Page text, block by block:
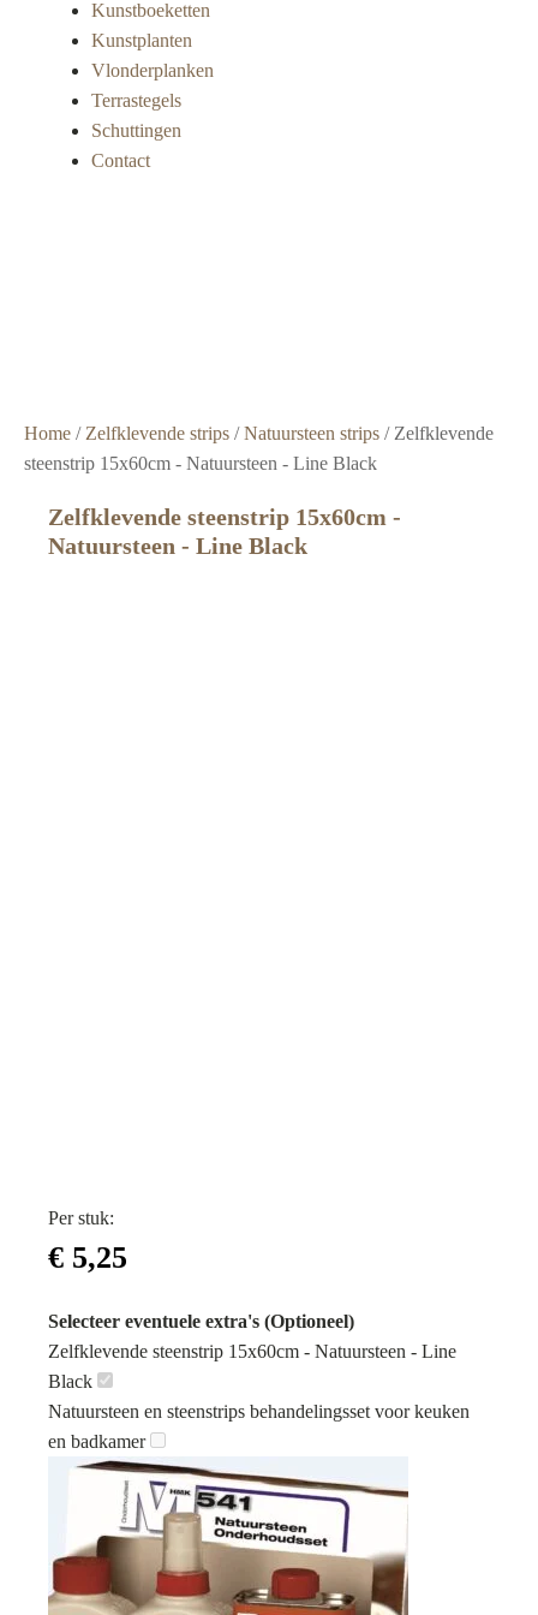
Kunstboeketten
Kunstplanten
Vlonderplanken
Terrastegels
Schuttingen
Contact
Home / Zelfklevende strips /Natuursteen strips / Zelfklevende
steenstrip 15x60cm - Natuursteen - Line Black
Zelfklevende steenstrip 15x60cm -
Natuursteen - Line Black
Per stuk:
€ 5,25
Selecteer eventuele extra's (Optioneel)
Zelfklevende steenstrip 15x60cm - Natuursteen - Line
Black
Natuursteen en steenstrips behandelingsset voor keuken
en badkamer